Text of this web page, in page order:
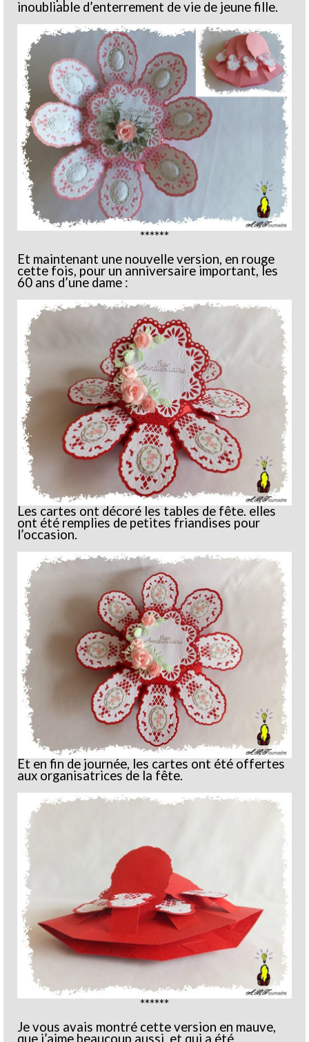
inoubliable d’enterrement de vie de jeune fille.
******
Et maintenant une nouvelle version, en rouge
cette fois, pour un anniversaire important, les
60 ans d’une dame :
Les cartes ont décoré les tables de fête. elles
ont été remplies de petites friandises pour
l’occasion.
Et en fin de journée, les cartes ont été offertes
aux organisatrices de la fête.
******
Je vous avais montré cette version en mauve,
que j’aime beaucoup aussi et qui a été